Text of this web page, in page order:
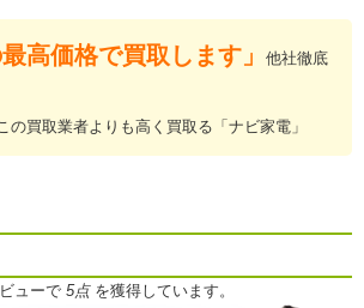
高価格で買取します」
他社徹底
の買取業者よりも高く買取る「ナビ家電」
ューで 5点を獲得しています。